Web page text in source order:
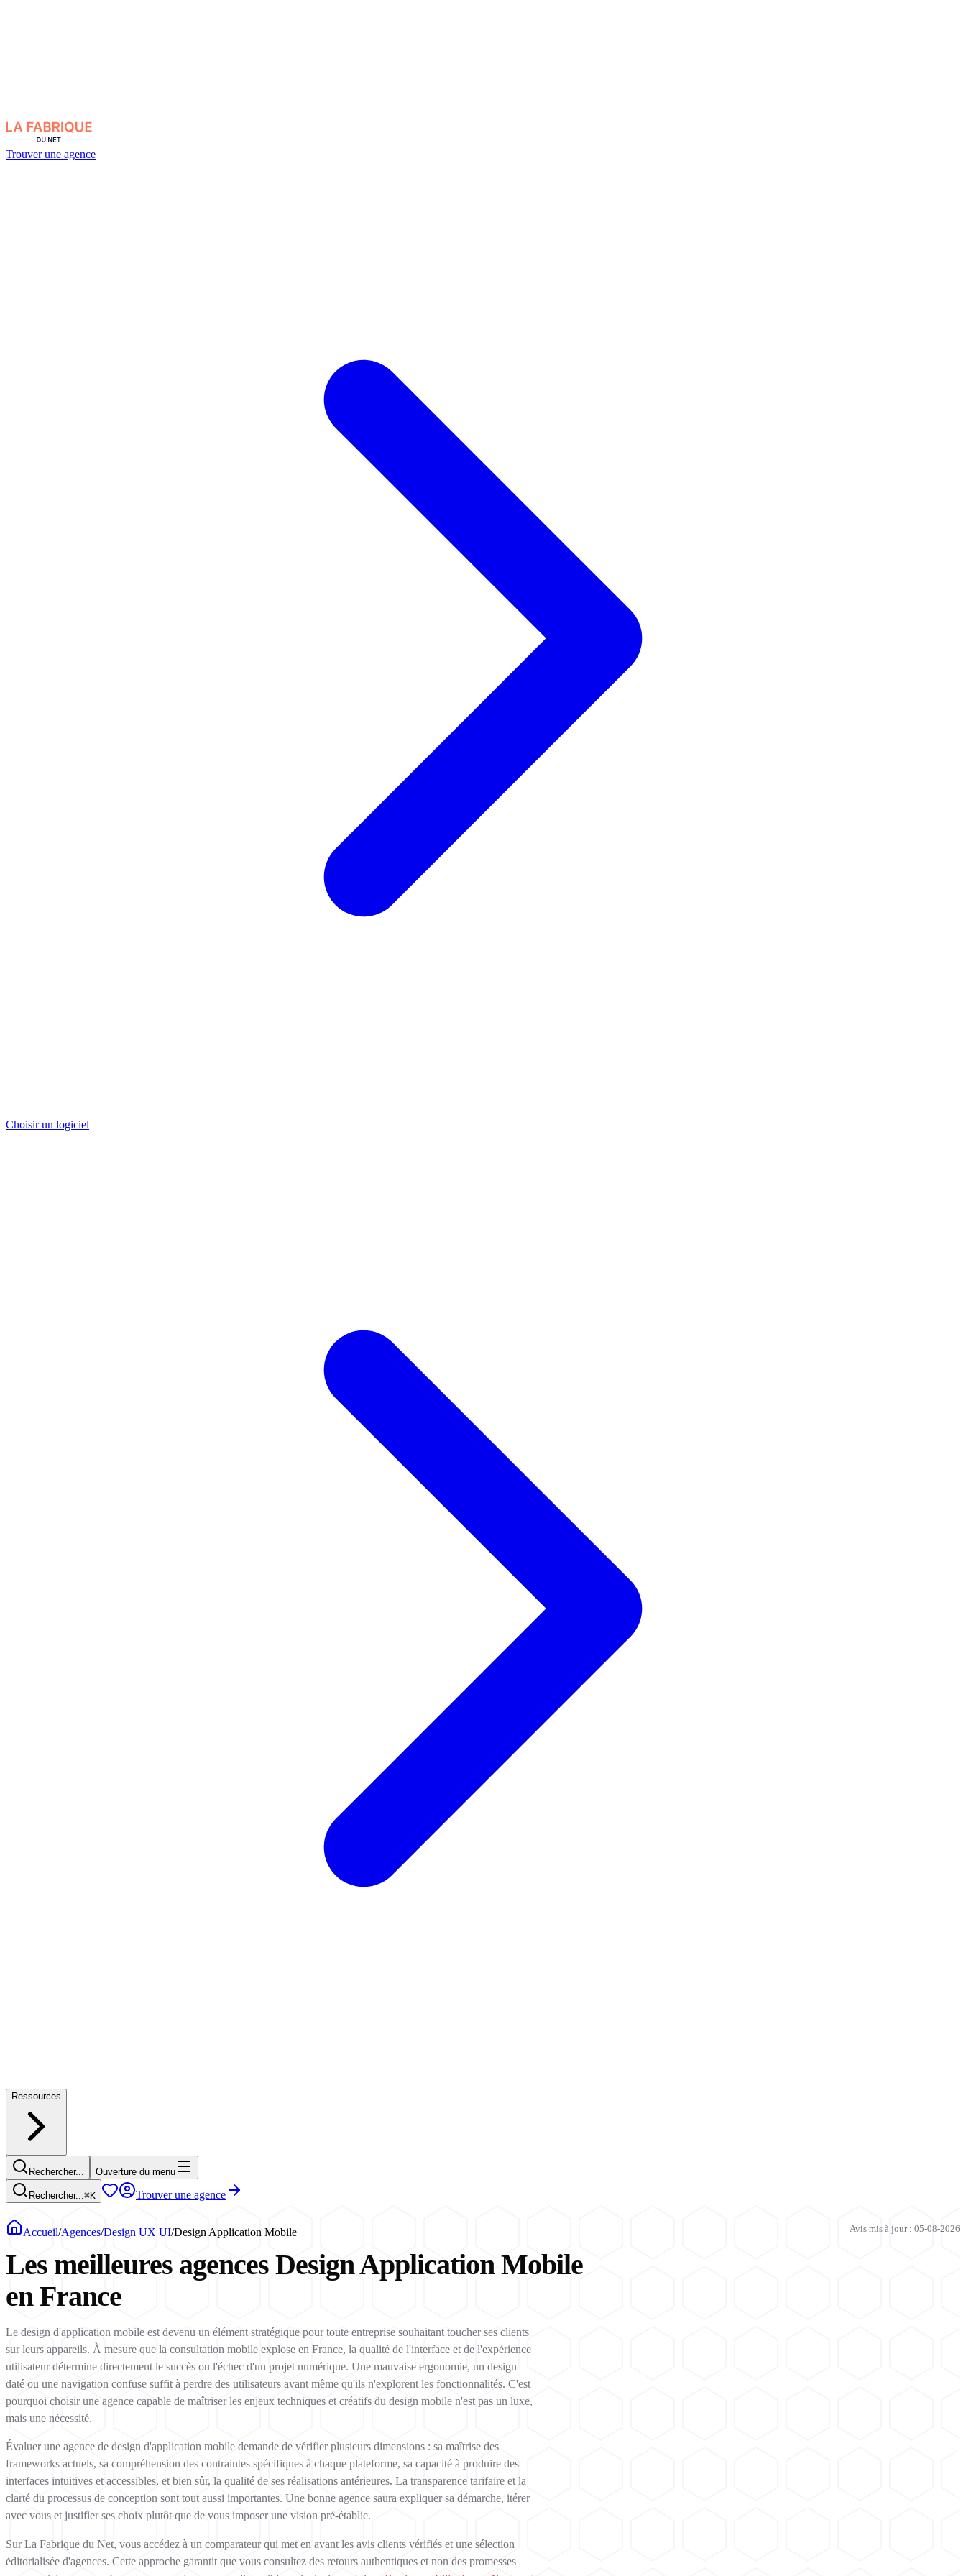
Trouver une agence
Choisir un logiciel
Ressources
Rechercher... Ouverture du menu
Rechercher...⌘K Trouver une agence
Accueil/Agences/Design UX UI/Design Application Mobile Avis mis à jour : 05-08-2026
Les meilleures agences Design Application Mobile
en France
Le design d'application mobile est devenu un élément stratégique pour toute entreprise souhaitant toucher ses clients
sur leurs appareils. À mesure que la consultation mobile explose en France, la qualité de l'interface et de l'expérience
utilisateur détermine directement le succès ou l'échec d'un projet numérique. Une mauvaise ergonomie, un design
daté ou une navigation confuse suffit à perdre des utilisateurs avant même qu'ils n'explorent les fonctionnalités. C'est
pourquoi choisir une agence capable de maîtriser les enjeux techniques et créatifs du design mobile n'est pas un luxe,
mais une nécessité.
Évaluer une agence de design d'application mobile demande de vérifier plusieurs dimensions : sa maîtrise des
frameworks actuels, sa compréhension des contraintes spécifiques à chaque plateforme, sa capacité à produire des
interfaces intuitives et accessibles, et bien sûr, la qualité de ses réalisations antérieures. La transparence tarifaire et la
clarté du processus de conception sont tout aussi importantes. Une bonne agence saura expliquer sa démarche, itérer
avec vous et justifier ses choix plutôt que de vous imposer une vision pré-établie.
Sur La Fabrique du Net, vous accédez à un comparateur qui met en avant les avis clients vérifiés et une sélection
éditorialisée d'agences. Cette approche garantit que vous consultez des retours authentiques et non des promesses